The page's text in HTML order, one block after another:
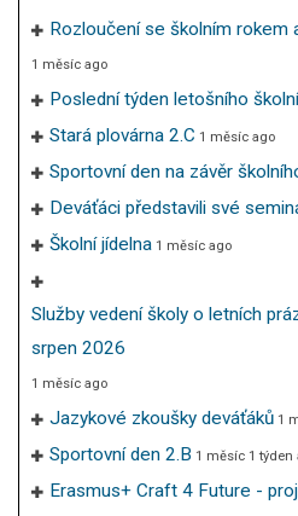
Rozloučení se školním rokem
1 měsíc ago
Poslední týden letošního
Stará plovárna 2.C 1 měsíc ago
Sportovní den na závěr
Deváťáci představili své
Školní jídelna 1 měsíc ago
Služby vedení školy o letních
srpen 2026
1 měsíc ago
Jazykové zkoušky deváťáků 1
Sportovní den 2.B 1 měsíc 1 týden
Erasmus+ Craft 4 Future -